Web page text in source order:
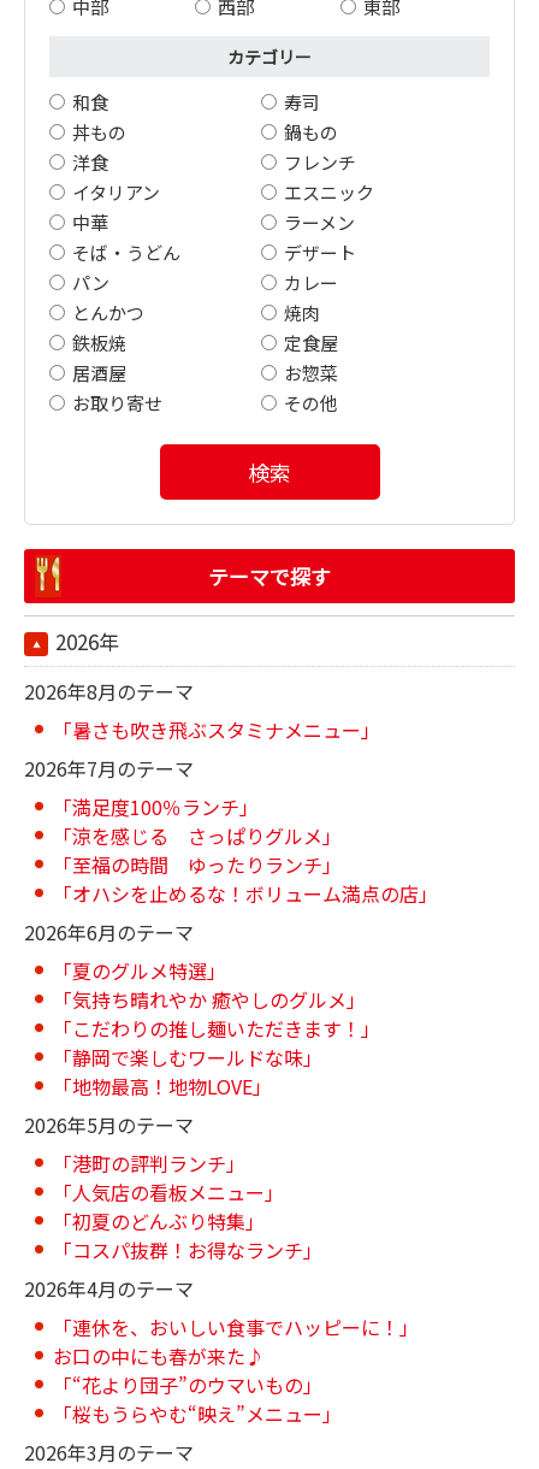
中部 西部 東部
カテゴリー
和食
寿司
丼もの
鍋もの
洋食
フレンチ
イタリアン
エスニック
中華
ラーメン
そば・うどん
デザート
パン
カレー
とんかつ
焼肉
鉄板焼
定食屋
居酒屋
お惣菜
お取り寄せ
その他
検索
テーマで探す
2026年
2026年8月のテーマ
「暑さも吹き飛ぶスタミナメニュー」
2026年7月のテーマ
「満足度100％ランチ」
「涼を感じる さっぱりグルメ」
「至福の時間 ゆったりランチ」
「オハシを止めるな！ボリューム満点の店」
2026年6月のテーマ
「夏のグルメ特選」
「気持ち晴れやか 癒やしのグルメ」
「こだわりの推し麺いただきます！」
「静岡で楽しむワールドな味」
「地物最高！地物LOVE」
2026年5月のテーマ
「港町の評判ランチ」
「人気店の看板メニュー」
「初夏のどんぶり特集」
「コスパ抜群！お得なランチ」
2026年4月のテーマ
「連休を、おいしい食事でハッピーに！」
お口の中にも春が来た♪
「“花より団子”のウマいもの」
「桜もうらやむ“映え”メニュー」
2026年3月のテーマ